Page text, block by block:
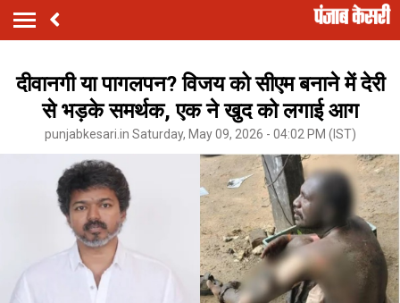
दीवानगी या पागलपन? विजय को सीएम बनाने में देरी
से भड़के समर्थक, एक ने खुद को लगाई आग
punjabkesari.in Saturday, May 09, 2026 - 04:02 PM (IST)